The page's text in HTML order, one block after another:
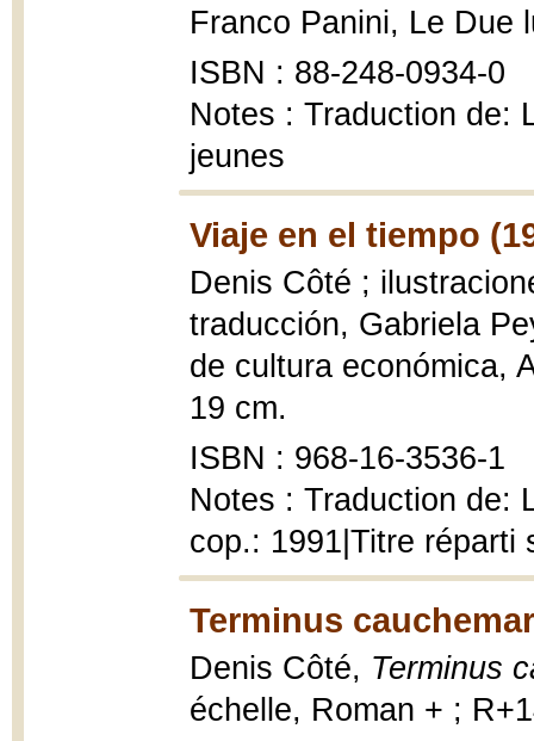
Franco Panini, Le Due
ISBN : 88-248-0934-0
Notes : Traduction de:
jeunes
Viaje en el tiempo
Denis Côté ;
traducción, Gabriela
de cultura económica,
19 cm.
ISBN : 968-16-3536-1
Notes : Traduction de:
cop.: 1991|Titre réparti
Terminus
Denis Côté, Terminus
échelle, Roman + ;